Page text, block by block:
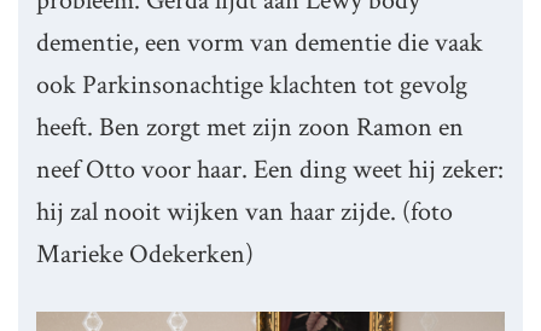
dementie, een vorm van dementie die vaak
ook Parkinsonachtige klachten tot gevolg
heeft. Ben zorgt met zijn zoon Ramon en
neef Otto voor haar. Een ding weet hij zeker:
hij zal nooit wijken van haar zijde. (foto
Marieke Odekerken)